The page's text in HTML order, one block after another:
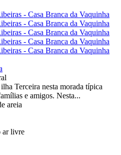
Terceira nesta morada típica
e amigos. Nesta...
areia
ar livre